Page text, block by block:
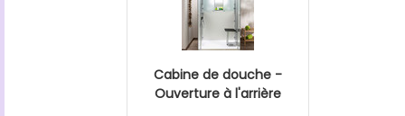
Cabine de douche -
Ouverture à l'arrière